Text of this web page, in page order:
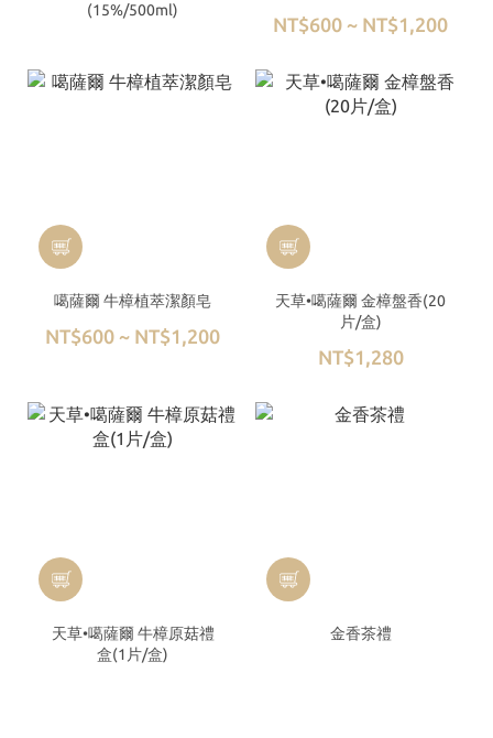
(15%/500ml)
NT$600 ~ NT$1,200
噶薩爾 牛樟植萃潔顏皂
NT$600 ~ NT$1,200
天草•噶薩爾 金樟盤香(20
片/盒)
NT$1,280
天草•噶薩爾 牛樟原菇禮
盒(1片/盒)
金香茶禮